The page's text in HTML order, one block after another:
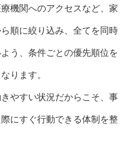
機関へのアクセスなど、家
順に絞り込み、全てを同時
う、条件ごとの優先順位を
ります。
やすい状況だからこそ、事
にすぐ行動できる体制を整